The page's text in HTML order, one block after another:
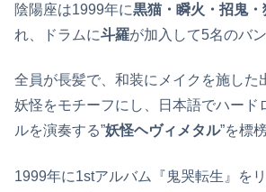
陰陽座は1999年に黒猫・瞬火・招鬼・
れ、ドラムに斗羅が加入して5名のバ
全員が長髪で、和装にメイクを施した
妖怪をモチーフにし、日本語でハード
ルを演奏する”妖怪ヘヴィメタル”を標
1999年に1stアルバム『鬼哭転生』を